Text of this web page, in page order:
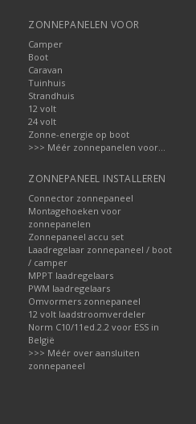
ZONNEPANELEN VOOR
Camper
Boot
Caravan
Tuinhuis
Strandhuis
12 volt
24 volt
Zonne-energie op boot
>>> Méér zonnepanelen voor...
ZONNEPANEEL INSTALLEREN
Connector zonnepaneel
Montagehoeken voor
zonnepanelen
Zonnepaneel accu set
Laadregelaar zonnepaneel / boot
/ camper
MPPT laadregelaars
PWM laadregelaars
Omvormers zonnepaneel
12 volt laadstroomverdeler
Norm C10/11ed.2.2 voor ESS in
België
>>> Méér over aansluiten
zonnepaneel